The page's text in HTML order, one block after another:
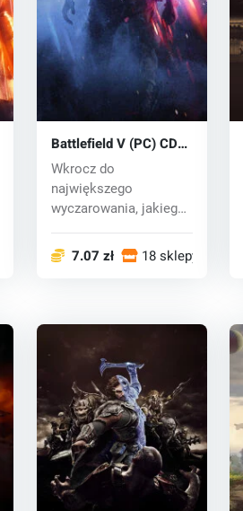
Battlefield V (PC) CD
key
Wkrocz do
największego
wyczarowania, jakiego
w grze B...
7.07 zł 18 sklepy